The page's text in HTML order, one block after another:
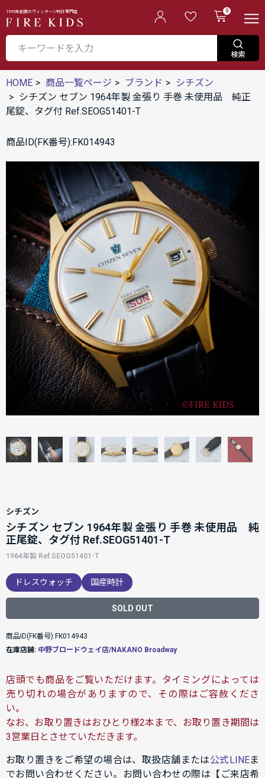
1995年創業のヴィンテージ時計専門店 0
HOME 商品一覧ページ ブランド
シチズン
シチズン セブン 1964年製 金張り 手巻 未使用品 純正
尾錠、タグ付 Ref.SEOG51401-T
商品ID(FK番号):FK014943
シチズン
シチズン セブン 1964年製 金張り 手巻 未使用品 純
正尾錠、タグ付 Ref.SEOG51401-T
1964年製 Ref.SEOG51401-T
ドレスウォッチ 国産時計
SOLD OUT
商品ID(FK番号):FK014943
在庫店舗: 中野ブロードウェイ店/NAKANO Broadway
店頭でも商品をご覧いただけます。タイミングによっては
売り切れの場合がありますので、その際はご容赦くださ
い。
なお、お取り置きはおひとり様2本まで、お取り置き期間は
3営業日とさせていただきます。
お取り置きをご希望の場合は、取扱店舗または公式LINEま
でお問い合わせください。お問い合わせの際は【ご来店希